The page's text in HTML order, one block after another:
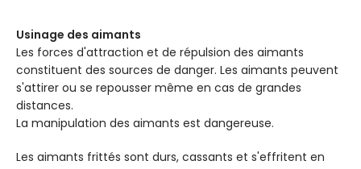
Usinage des aimants
Les forces d'attraction et de répulsion des aimants
constituent des sources de danger. Les aimants peuvent
s'attirer ou se repousser même en cas de grandes
distances.
La manipulation des aimants est dangereuse.
Les aimants frittés sont durs, cassants et s'effritent en